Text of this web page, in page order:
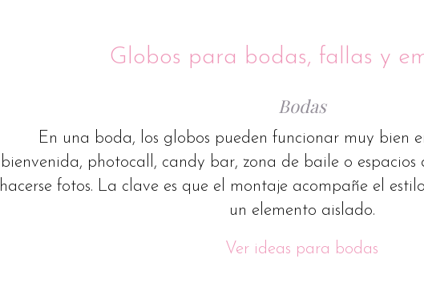
Globos para bodas, fallas y
Bodas
En una boda, los globos pueden funcionar muy bien
bienvenida, photocall, candy bar, zona de baile o
hacerse fotos. La clave es que el montaje acompañe el
un elemento aislado.
Ver ideas para bodas